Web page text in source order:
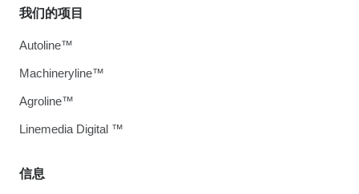
信息
我们的项目
Autoline™
Machineryline™
Agroline™
Linemedia Digital ™